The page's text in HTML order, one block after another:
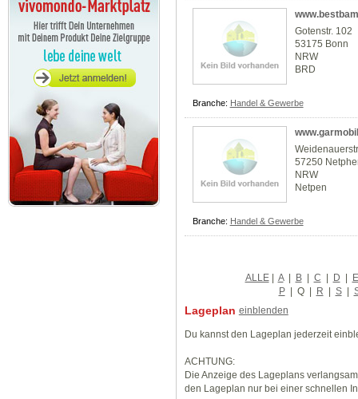
Gotenstr. 102
53175 Bonn
NRW
BRD
Branche: Handel & Gewerbe
57250
NRW
Netpen
Branche: Handel & Gewerbe
ALLE| A | B | C | D | E
P | Q | R | S |
Lageplan einblenden
Du kannst den Lageplan jederzeit
ACHTUNG:
Die Anzeige des Lageplans
den Lageplan nur bei einer schnellen